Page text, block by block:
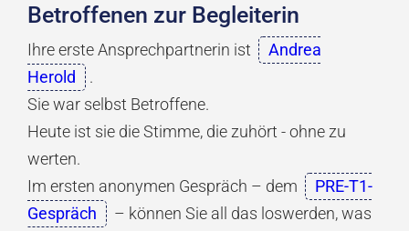
Betroffenen zur Begleiterin
Ihre erste Ansprechpartnerin ist
Andrea
Herold
.
Sie war selbst Betroffene.
Heute ist sie die Stimme, die zuhört - ohne zu
werten.
Im ersten anonymen Gespräch – dem
PRE-T1-
Gespräch
– können Sie all das loswerden, was